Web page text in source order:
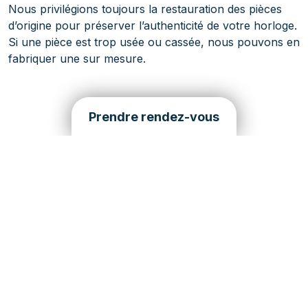
Nous privilégions toujours la restauration des pièces
d’origine pour préserver l’authenticité de votre horloge.
Si une pièce est trop usée ou cassée, nous pouvons en
fabriquer une sur mesure.
Prendre rendez-vous